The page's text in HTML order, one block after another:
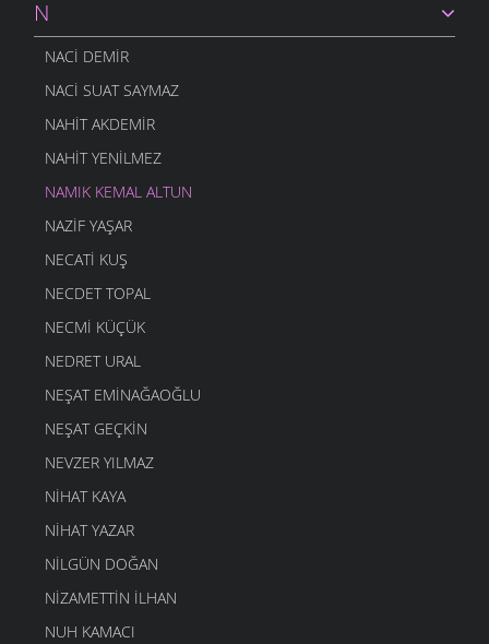
N
NACI DEMIR
NACI SUAT SAYMAZ
NAHIT AKDEMIR
NAHIT YENILMEZ
NAMIK KEMAL ALTUN
NAZIF YAŞAR
NECATI KUŞ
NECDET TOPAL
NECMI KÜÇÜK
NEDRET URAL
NEŞAT EMINAĞAOĞLU
NEŞAT GEÇKIN
NEVZER YILMAZ
NIHAT KAYA
NIHAT YAZAR
NILGÜN DOĞAN
NIZAMETTIN İLHAN
NUH KAMACI